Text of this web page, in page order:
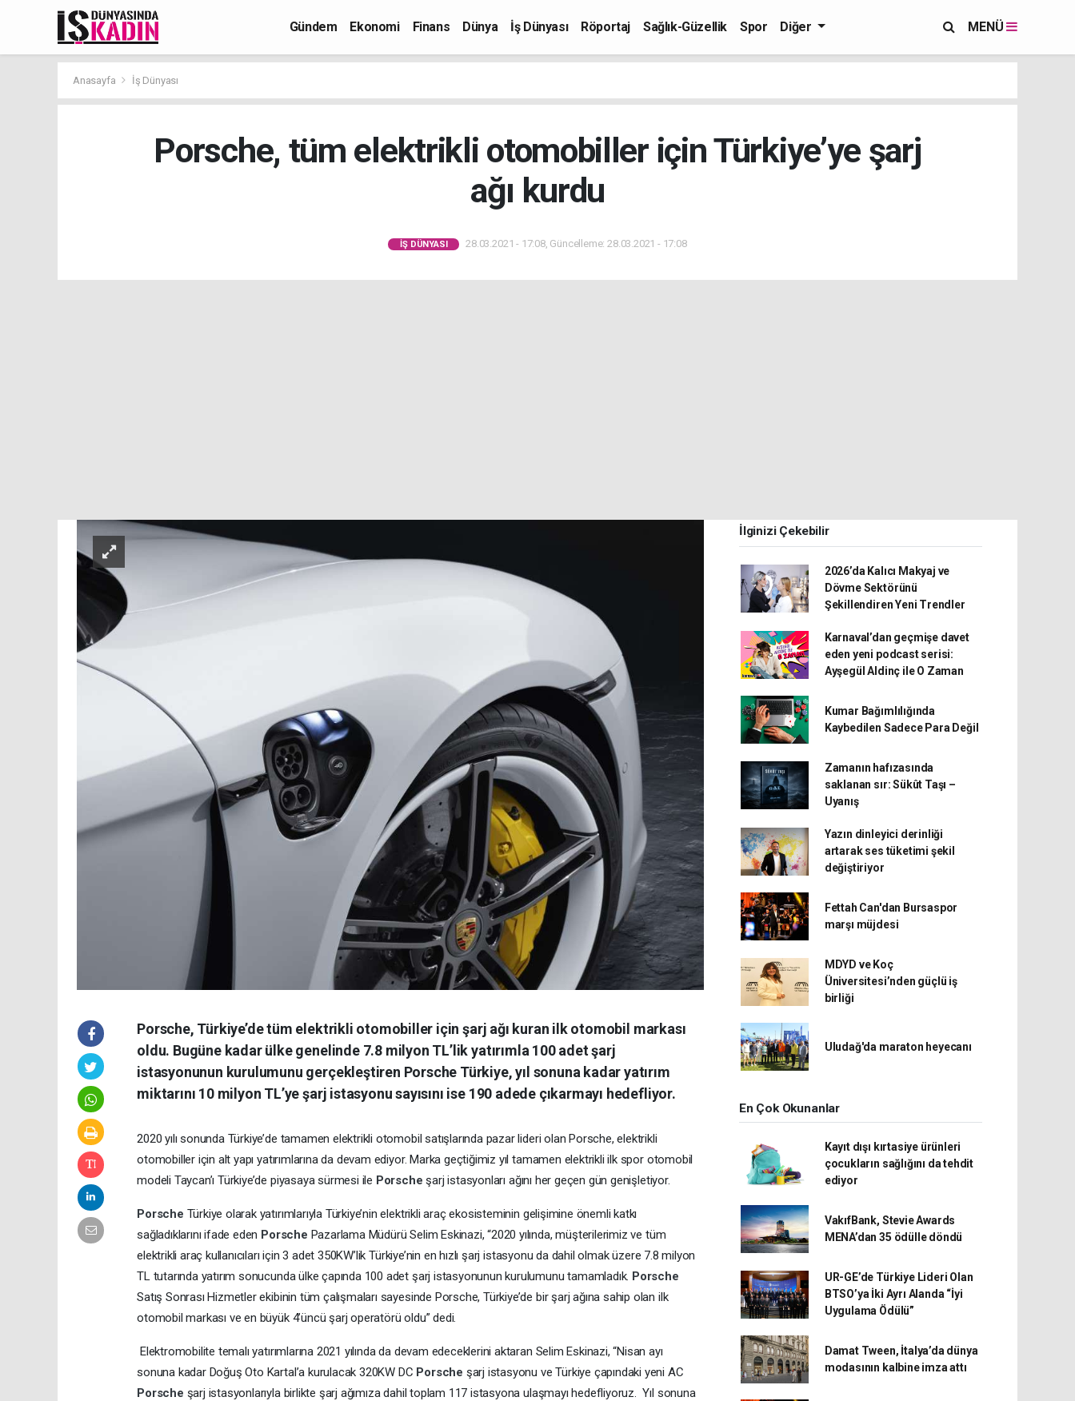
Gündem Ekonomi Finans Dünya İş Dünyası Röportaj Sağlık-Güzellik Spor Diğer MENÜ
Anasayfa İş Dünyası
Porsche, tüm elektrikli otomobiller için Türkiye’ye şarj
ağı kurdu
İŞ DÜNYASI 28.03.2021 - 17:08, Güncelleme: 28.03.2021 - 17:08
Porsche, Türkiye’de tüm elektrikli otomobiller için şarj ağı kuran ilk otomobil markası
oldu. Bugüne kadar ülke genelinde 7.8 milyon TL’lik yatırımla 100 adet şarj
istasyonunun kurulumunu gerçekleştiren Porsche Türkiye, yıl sonuna kadar yatırım
miktarını 10 milyon TL’ye şarj istasyonu sayısını ise 190 adede çıkarmayı hedefliyor.
2020 yılı sonunda Türkiye’de tamamen elektrikli otomobil satışlarında pazar lideri olan Porsche, elektrikli
otomobiller için alt yapı yatırımlarına da devam ediyor. Marka geçtiğimiz yıl tamamen elektrikli ilk spor otomobil
modeli Taycan’ı Türkiye’de piyasaya sürmesi ile Porscheşarj istasyonları ağını her geçen gün genişletiyor.
Porsche Türkiye olarak yatırımlarıyla Türkiye’nin elektrikli araç ekosisteminin gelişimine önemli katkı
sağladıklarını ifade eden Porsche Pazarlama Müdürü Selim Eskinazi, “2020 yılında, müşterilerimiz ve tüm
elektrikli araç kullanıcıları için 3 adet 350KW’lik Türkiye’nin en hızlı şarj istasyonu da dahil olmak üzere 7.8 milyon
TL tutarında yatırım sonucunda ülke çapında 100 adet şarj istasyonunun kurulumunu tamamladık. Porsche
Satış Sonrası Hizmetler ekibinin tüm çalışmaları sayesinde Porsche, Türkiye’de bir şarj ağına sahip olan ilk
otomobil markası ve en büyük 4’üncü şarj operatörü oldu” dedi.
Elektromobilite temalı yatırımlarına 2021 yılında da devam edeceklerini aktaran Selim Eskinazi, “Nisan ayı
sonuna kadar Doğuş Oto Kartal’a kurulacak 320KW DC Porsche şarj istasyonu ve Türkiye çapındaki yeni AC
Porsche şarj istasyonlarıyla birlikte şarj ağımıza dahil toplam 117 istasyona ulaşmayı hedefliyoruz. Yıl sonuna
İlginizi Çekebilir
2026’da Kalıcı Makyaj ve
Dövme Sektörünü
Şekillendiren Yeni Trendler
Karnaval’dan geçmişe davet
eden yeni podcast serisi:
Ayşegül Aldinç ile O Zaman
Kumar Bağımlılığında
Kaybedilen Sadece Para Değil
Zamanın hafızasında
saklanan sır: Sükût Taşı –
Uyanış
Yazın dinleyici derinliği
artarak ses tüketimi şekil
değiştiriyor
Fettah Can'dan Bursaspor
marşı müjdesi
MDYD ve Koç
Üniversitesi’nden güçlü iş
birliği
Uludağ'da maraton heyecanı
En Çok Okunanlar
Kayıt dışı kırtasiye ürünleri
çocukların sağlığını da tehdit
ediyor
VakıfBank, Stevie Awards
MENA’dan 35 ödülle döndü
UR-GE’de Türkiye Lideri Olan
BTSO’ya İki Ayrı Alanda “İyi
Uygulama Ödülü”
Damat Tween, İtalya’da dünya
modasının kalbine imza attı